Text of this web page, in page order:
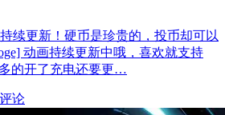
续更新！硬币是珍贵的，投币却可以
动画持续更新中哦，喜欢就支持
的开了充电还要更…
论